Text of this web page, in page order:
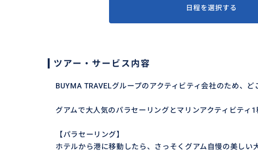
日程を選択する
ツアー・サービス内容
BUYMA TRAVELグループのアクティビティ会社のため、ど
グアムで大人気のパラセーリングとマリンアクティビティ1
【パラセーリング】
ホテルから港に移動したら、さっそくグアム自慢の美しい